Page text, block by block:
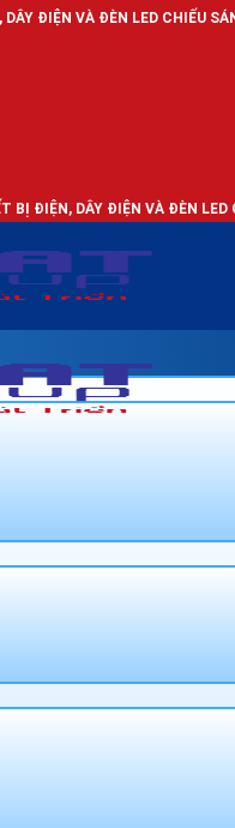
LED CHIẾU SÁNG
VÀ ĐÈN LED CHIẾU SÁNG